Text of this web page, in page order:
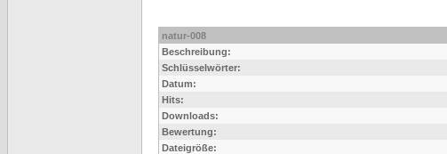
natur-008
Beschreibung:
Schlüsselwörter:
Datum:
Hits:
Downloads:
Bewertung:
Dateigröße: